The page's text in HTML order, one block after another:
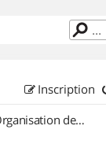
Inscription
Organisation de sorties en région Languedoc Roussillon